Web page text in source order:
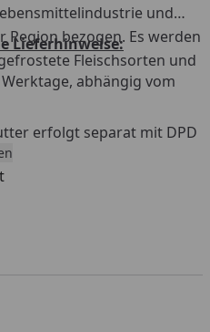
und
bezogen. Es werden
Fleischsorten und
Lieferhinweise:
abhängig vom
erfolgt separat mit DPD
bis Mittwoch, außer an
und Österreich.
ist nicht möglich.